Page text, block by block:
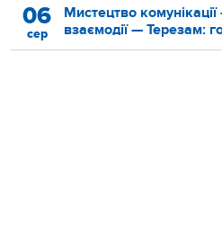
06
сер
Мистецтво
взаємодії — Терезам: